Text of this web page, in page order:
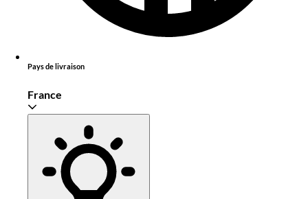
Pays de livraison
France